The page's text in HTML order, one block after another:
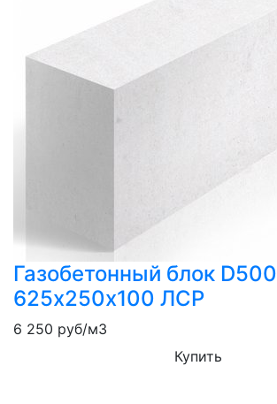
Газобетонный блок D500
625х250х100 ЛСР
6 250 руб/м3
Купить